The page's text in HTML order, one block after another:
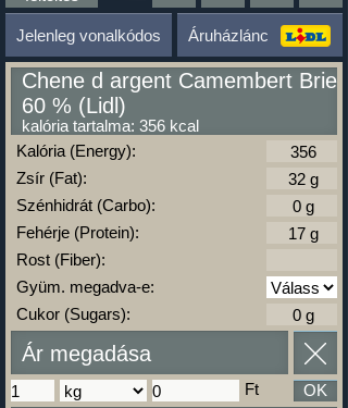
Jelenleg vonalkódos Áruházlánc
Chene d argent Camembert Brie
60 % (Lidl)
kalória tartalma: 356 kcal
Kalória (Energy):
Zsír (Fat):
Szénhidrát (Carbo):
Fehérje (Protein):
Rost (Fiber):
Gyüm. megadva-e:
Cukor (Sugars):
Ár megadása
Ft OK